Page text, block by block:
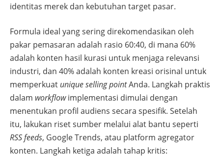
identitas merek dan kebutuhan target pasar.
Formula ideal yang sering direkomendasikan oleh
pakar pemasaran adalah rasio 60:40, di mana 60%
adalah konten hasil kurasi untuk menjaga relevansi
industri, dan 40% adalah konten kreasi orisinal untuk
memperkuat unique selling pointAnda. Langkah praktis
dalam workflowimplementasi dimulai dengan
menentukan profil audiens secara spesifik. Setelah
itu, lakukan riset sumber melalui alat bantu seperti
RSS feeds, Google Trends, atau platform agregator
konten. Langkah ketiga adalah tahap kritis: